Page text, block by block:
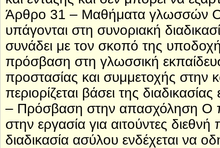
Άρθρο 31 – Μαθήματα γλωσσών Ο
υπάγονται στη συνοριακή
συνάδει με τον σκοπό της
πρόσβαση στη γλωσσική
προστασίας και συμμετοχής στην
περιορίζεται βάσει της
– Πρόσβαση στην απασχόληση Ο
στην εργασία για αιτούντες
διαδικασία ασύλου ενδέχεται να